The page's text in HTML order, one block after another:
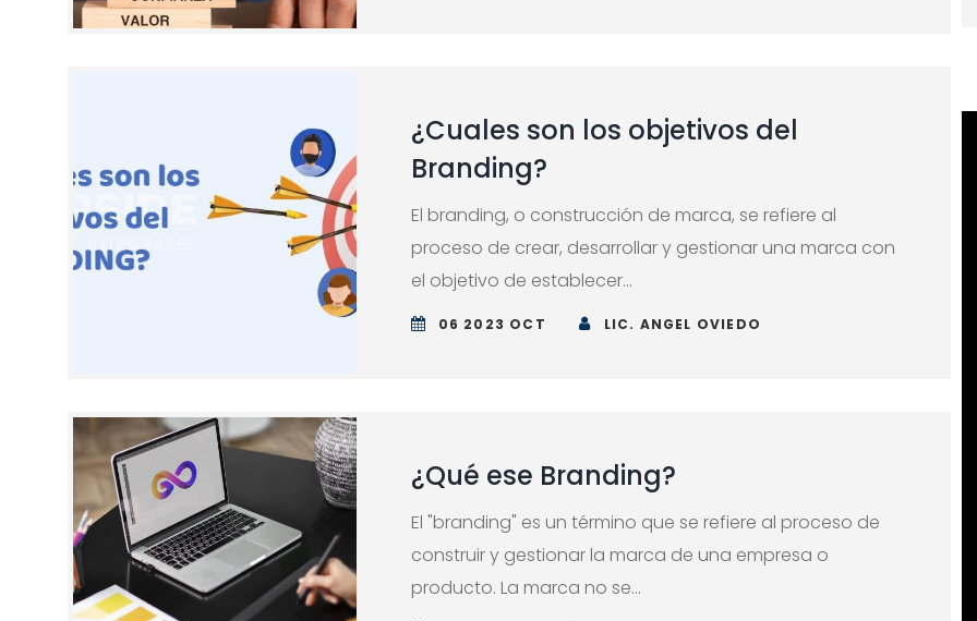
¿Cuales son los objetivos del
Branding?
El branding, o construcción de marca, se refiere al
proceso de crear, desarrollar y gestionar una marca con
el objetivo de establecer...
06 2023 OCT LIC. ANGEL OVIEDO
¿Qué ese Branding?
El "branding" es un término que se refiere al proceso de
construir y gestionar la marca de una empresa o
producto. La marca no se...